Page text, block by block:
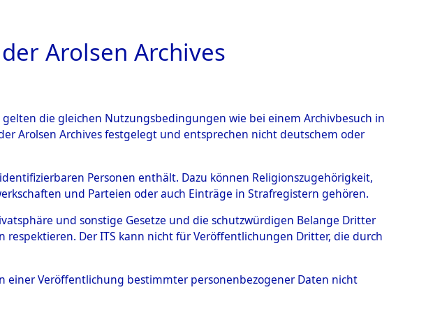
BILD
- Gyhum→0001
Arolsen Archives
die gleichen Nutzungsbedingungen wie bei einem Archivbesuch in
Arolsen Archives festgelegt und entsprechen nicht deutschem oder
Personen enthält. Dazu können Religionszugehörigkeit,
und Parteien oder auch Einträge in Strafregistern gehören.
und sonstige Gesetze und die schutzwürdigen Belange Dritter
Der ITS kann nicht für Veröffentlichungen Dritter, die durch
einer Veröffentlichung bestimmter personenbezogener Daten nicht